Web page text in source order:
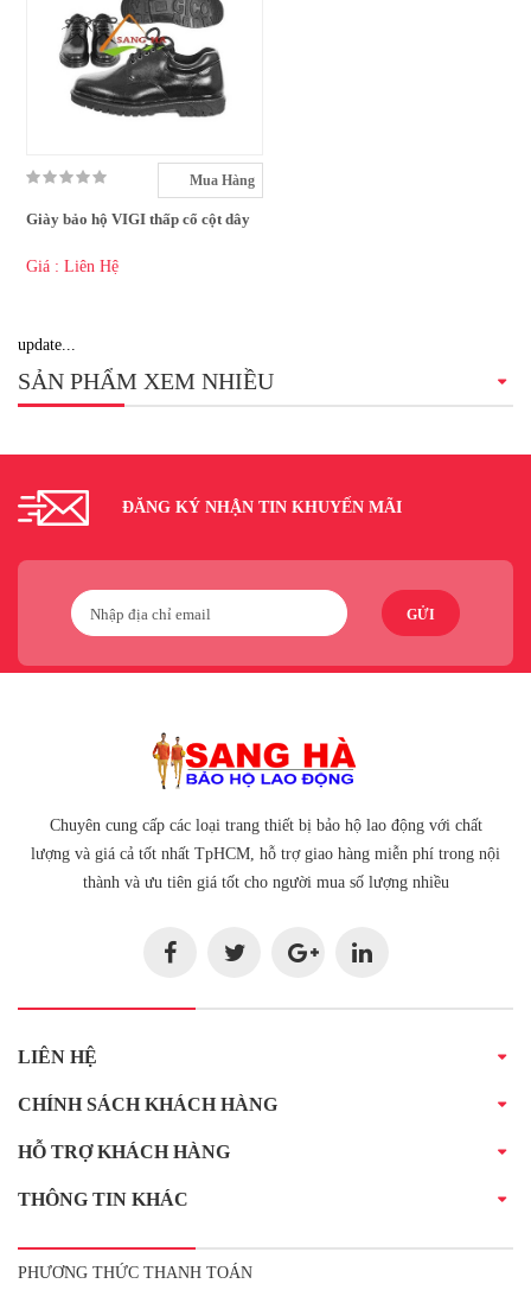
Mua Hàng
Giày bảo hộ VIGI thấp cổ cột dây
Giá : Liên Hệ
update...
SẢN PHẨM XEM NHIỀU
ĐĂNG KÝ NHẬN TIN KHUYẾN MÃI
GỬI
Chuyên cung cấp các loại trang thiết bị bảo hộ lao động với chất
lượng và giá cả tốt nhất TpHCM, hỗ trợ giao hàng miễn phí trong nội
thành và ưu tiên giá tốt cho người mua số lượng nhiều
LIÊN HỆ
CHÍNH SÁCH KHÁCH HÀNG
HỖ TRỢ KHÁCH HÀNG
THÔNG TIN KHÁC
PHƯƠNG THỨC THANH TOÁN